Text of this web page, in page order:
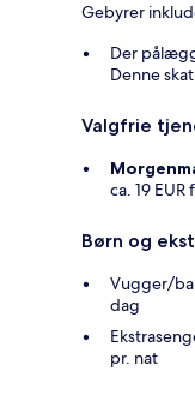
Gebyrer
Der
Denne
Valgfrie
ca. 19
Børn og
Vugger/
dag
pr. nat